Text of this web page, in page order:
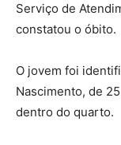
Serviço de
constatou o óbito.
O jovem foi
Nascimento, de
dentro do quarto.